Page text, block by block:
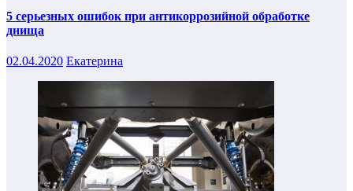
5 серьезных ошибок при антикоррозийной обработке
днища
02.04.2020 Екатерина